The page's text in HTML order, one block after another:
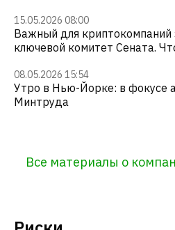
15.05.2026 08:00
Важный для криптокомпаний
ключевой комитет Сената.
08.05.2026 15:54
Утро в Нью-Йорке: в фокусе
Минтруда
Все материалы о